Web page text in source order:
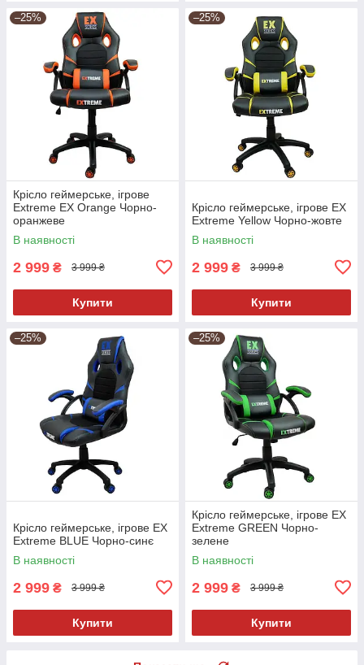
–25%
Крісло геймерське, ігрове
Extreme EX Orange Чорно-
оранжеве
В наявності
2 999 ₴ 3 999 ₴
Купити
–25%
Крісло геймерське, ігрове EX
Extreme Yellow Чорно-жовте
В наявності
2 999 ₴ 3 999 ₴
Купити
–25%
Крісло геймерське, ігрове EX
Extreme BLUE Чорно-синє
В наявності
2 999 ₴ 3 999 ₴
Купити
–25%
Крісло геймерське, ігрове EX
Extreme GREEN Чорно-
зелене
В наявності
2 999 ₴ 3 999 ₴
Купити